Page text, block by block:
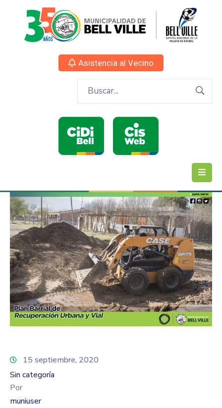
Asistencia al Vecino
15 septiembre, 2020
Sin categoría
Por
muniuser